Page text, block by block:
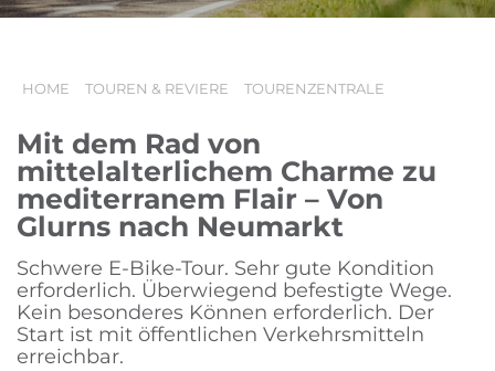
SÜDTIROL & WIR
HOME TOUREN & REVIERE TOURENZENTRALE
Mit dem Rad von
mittelalterlichem Charme zu
mediterranem Flair – Von
Glurns nach Neumarkt
Schwere E-Bike-Tour. Sehr gute Kondition
erforderlich. Überwiegend befestigte Wege.
Kein besonderes Können erforderlich. Der
Start ist mit öffentlichen Verkehrsmitteln
erreichbar.